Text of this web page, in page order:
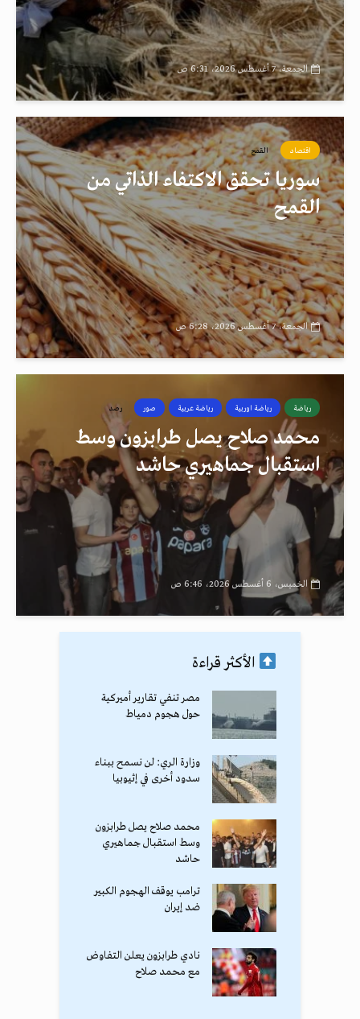
الجمعة، 7 أغسطس 2026، 6:31 ص
اقتصاد القمح
سوريا تحقق الاكتفاء الذاتي من
القمح
الجمعة، 7 أغسطس 2026، 6:28 ص
رياضة رياضة اوربية رياضة عربية صور رصد
محمد صلاح يصل طرابزون وسط
استقبال جماهيري حاشد
الخميس، 6 أغسطس 2026، 6:46 ص
الأكثر قراءة
مصر تنفي تقارير أميركية
حول هجوم دمياط
وزارة الري: لن نسمح ببناء
سدود أخرى في إثيوبيا
محمد صلاح يصل طرابزون
وسط استقبال جماهيري
حاشد
ترامب يوقف الهجوم الكبير
ضد إيران
نادي طرابزون يعلن التفاوض
مع محمد صلاح